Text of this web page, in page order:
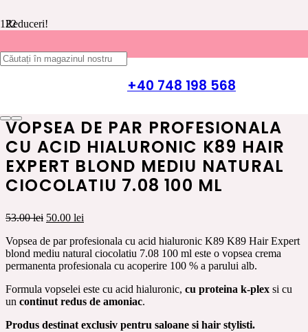
+40 748 198 568
Reduceri!
Prima pagină/INGRIJIRE PAR K89 HAIR EXPERT/VOPSEA
/ Vopsea de par profesionala cu acid hialuronic
VOPSEA DE PAR PROFESIONALA
CU ACID HIALURONIC K89 HAIR
EXPERT BLOND MEDIU NATURAL
CIOCOLATIU 7.08 100 ML
53.00lei Prețul
a
fost:
53.00 lei.
50.00 lei
este:
50.00 lei.
Vopsea de par profesionala cu acid hialuronic K89 K89 Hair Expert
blond mediu natural ciocolatiu 7.08 100 ml este o vopsea crema
permanenta profesionala cu acoperire 100 % a parului alb.
Formula vopselei este cu acid hialuronic, cu proteina k-plex si cu
un continut redus de amoniac.
Produs destinat exclusiv pentru saloane si hair stylisti.